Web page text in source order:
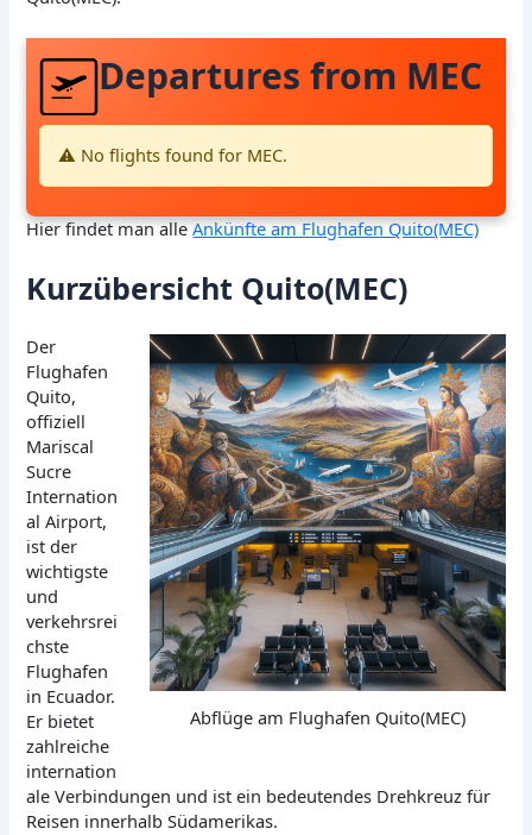
Departures from MEC
⚠️ No flights found for MEC.
Hier findet man alleAnkünfte am Flughafen Quito(MEC)
Kurzübersicht Quito(MEC)
Abflüge am Flughafen Quito(MEC)
Der
Flughafen
Quito,
offiziell
Mariscal
Sucre
Internation
al Airport,
ist der
wichtigste
und
verkehrsrei
chste
Flughafen
in Ecuador.
Er bietet
zahlreiche
internation
ale Verbindungen und ist ein bedeutendes Drehkreuz für
Reisen innerhalb Südamerikas.